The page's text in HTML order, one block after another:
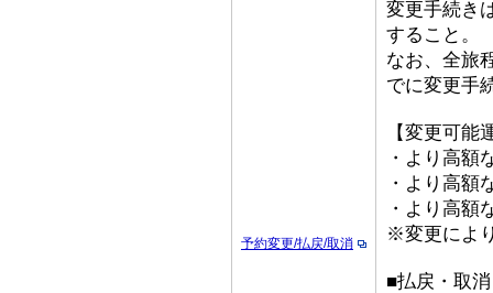
予約変更/払戻/取消
変更手続き
すること。
なお、全旅
でに変更手
【変更可能
・より高額
・より高額
・より高額
※変更によ
■払戻・取消